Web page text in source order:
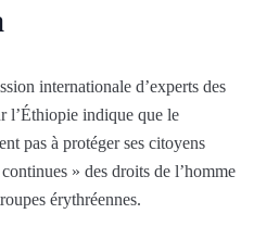
internationale d’experts des
l’Éthiopie indique que le
pas à protéger ses citoyens
» des droits de l’homme
érythréennes.